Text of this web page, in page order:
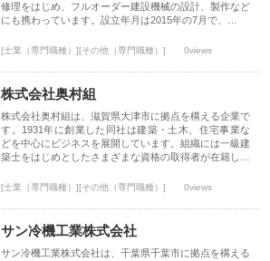
修理をはじめ、フルオーダー建設機械の設計、製作など
にも携わっています。設立年月は2015年の7月で、…
[士業（専門職種）][その他（専門職種）] 0views
株式会社奥村組
株式会社奥村組は、滋賀県大津市に拠点を構える企業で
す。1931年に創業した同社は建築・土木、住宅事業な
どを中心にビジネスを展開しています。組織には一級建
築士をはじめとしたさまざまな資格の取得者が在籍し…
[士業（専門職種）][その他（専門職種）] 0views
サン冷機工業株式会社
サン冷機工業株式会社は、千葉県千葉市に拠点を構える